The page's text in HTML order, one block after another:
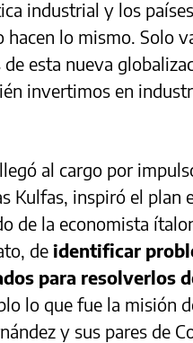
industrial y los
hacen lo mismo. Solo
esta nueva
invertimos en
al cargo por
Kulfas, inspiró el plan
de la economista
de identificar
para resolverlos
lo que fue la misión
y sus pares de